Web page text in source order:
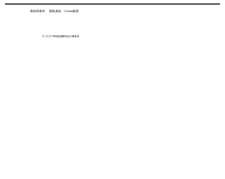
条款和条件 隐私条款 Cookie政策
© 2025 TBA英国腾邦会计事务所